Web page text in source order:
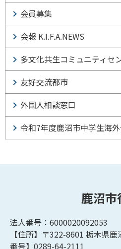
会員募集
会報 K.I.F.A.NEWS
多文化共生コミュニティセ
友好交流都市
外国人相談窓口
令和7年度鹿沼市中学生海
鹿沼市
法人番号：6000020092053
【住所】〒322-8601 栃木県鹿
番号】0289-64-2111